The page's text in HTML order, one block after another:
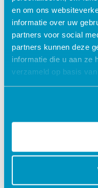
en om ons
informatie over uw
partners voor social
partners kunnen deze
informatie die u aan ze
verzameld op basis
Delictanalyse
Lees verder
Denken voordat je
Lees verder